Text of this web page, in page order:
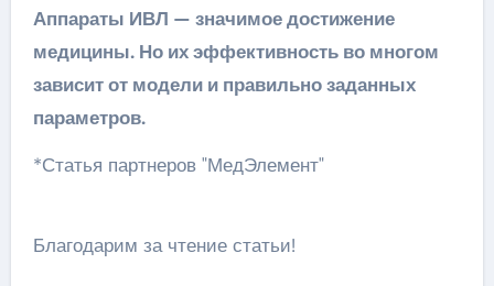
Аппараты ИВЛ — значимое достижение
медицины. Но их эффективность во многом
зависит от модели и правильно заданных
параметров.
*Статья партнеров "МедЭлемент"
Благодарим за чтение статьи!